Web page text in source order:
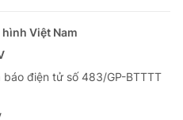
Việt Nam
điện tử số 483/GP-BTTTT